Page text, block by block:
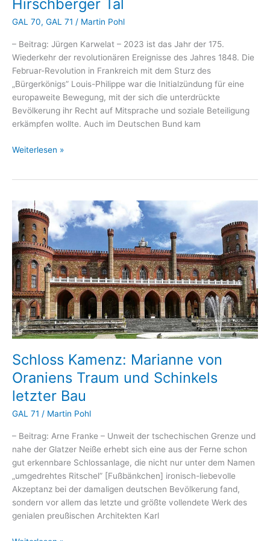
Hirschberger Tal
GAL 70, GAL 71 / Martin Pohl
– Beitrag: Jürgen Karwelat – 2023 ist das Jahr der 175.
Wiederkehr der revolutionären Ereignisse des Jahres 1848. Die
Februar-Revolution in Frankreich mit dem Sturz des
„Bürgerkönigs” Louis-Philippe war die Initialzündung für eine
europaweite Bewegung, mit der sich die unterdrückte
Bevölkerung ihr Recht auf Mitsprache und soziale Beteiligung
erkämpfen wollte. Auch im Deutschen Bund kam
Revolution
—
Die
Märzrevolution
1848
im
Hirschberger
Tal
Weiterlesen »
Schloss Kamenz: Marianne von
Oraniens Traum und Schinkels
letzter Bau
GAL 71 / Martin Pohl
– Beitrag: Arne Franke – Unweit der tschechischen Grenze und
nahe der Glatzer Neiße erhebt sich eine aus der Ferne schon
gut erkennbare Schlossanlage, die nicht nur unter dem Namen
„umgedrehtes Ritschel” [Fußbänkchen] ironisch-liebevolle
Akzeptanz bei der damaligen deutschen Bevölkerung fand,
sondern vor allem das letzte und größte vollendete Werk des
genialen preußischen Architekten Karl